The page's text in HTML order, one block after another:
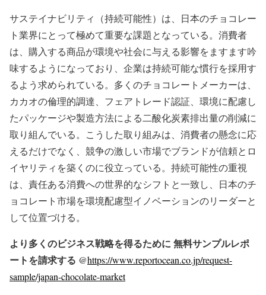
サステイナビリティ（持続可能性）は、日本のチョコレー
ト業界にとって極めて重要な課題となっている。消費者
は、購入する商品が環境や社会に与える影響をますます吟
味するようになっており、企業は持続可能な慣行を採用す
るよう求められている。多くのチョコレートメーカーは、
カカオの倫理的調達、フェアトレード認証、環境に配慮し
たパッケージや製造方法による二酸化炭素排出量の削減に
取り組んでいる。こうした取り組みは、消費者の懸念に応
えるだけでなく、競争の激しい市場でブランドが信頼とロ
イヤリティを築くのに役立っている。持続可能性の重視
は、責任ある消費への世界的なシフトと一致し、日本のチ
ョコレート市場を環境配慮型イノベーションのリーダーと
して位置づける。
より多くのビジネス戦略を得るために 無料サンプルレポ
ートを請求する @https://www.reportocean.co.jp/request-
sample/japan-chocolate-market